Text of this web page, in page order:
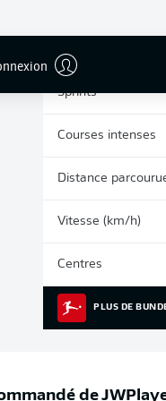
Sprints
Courses intenses
Distance
Vitesse (km/h)
Centres
PLUS DE
de